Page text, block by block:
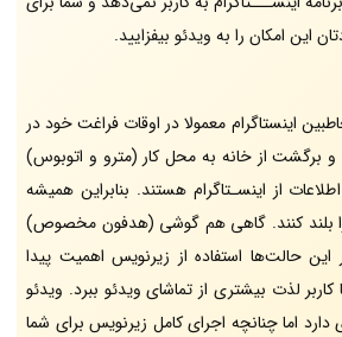
این امکان را به ویدئو بیفزایید.
اینستاگرام معمولا در اوقات فراغت خود در
برگشت از خانه به محل کار (مترو و اتوبوس)
از اینسـتاگرام هستند. بنابراین همیشه
بلند کنند. گاهی هم گوشی (هدفون مخصوص)
این حالت‌ها استفاده از زیرنویس اهمیت پیدا
لذت بیشتری از تماشای ویدئو ببرد. ویدئو
دارد اما چنانچه اجرای کامل زیرنویس برای شما